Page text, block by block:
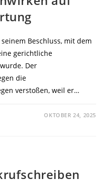
Beschluss, mit dem
gerichtliche
Der
die
verstoßen, weil er…
OKTOBER 24, 2025